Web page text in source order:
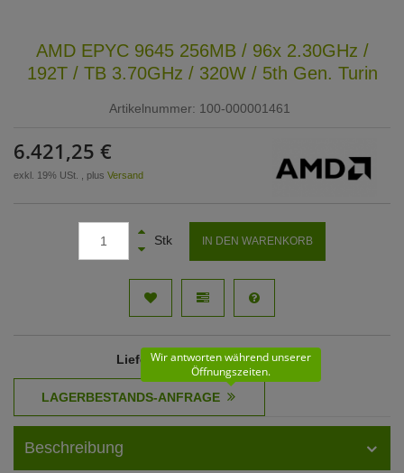
AMD EPYC 9645 256MB / 96x 2.30GHz /
192T / TB 3.70GHz / 320W / 5th Gen. Turin
Artikelnummer: 100-000001461
6.421,25 €
exkl. 19% USt. , plus Versand
Stk IN DEN WARENKORB
Lieferzeit: 11 - 12 Werktage
Wir antworten während unserer
Öffnungszeiten.
Beschreibung